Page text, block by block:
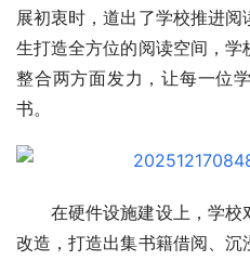
展初衷时，道出了学校推进
生打造全方位的阅读空间，
整合两方面发力，让每一位
书。
在硬件设施建设上，学校
改造，打造出集书籍借阅、